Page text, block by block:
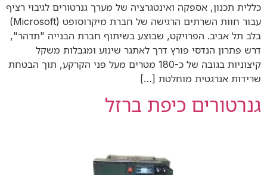
כללית תכנון, אספקה ואינטגרציה של מערך גנרטורים לגיבוי רציף
עבור חוות השרתים הרגישה של חברת מיקרוסופט (Microsoft)
בלב תל אביב. הפרויקט, שבוצע בשיתוף חברת הבנייה "תדהר",
דרש פתרון הנדסי פורץ דרך לאתגר שינוע ומגבלות משקל
קיצוניות בגובה של כ-180 מטרים מעל פני הקרקע, תוך הבטחת
שרידות אנרגטית מוחלטת […]
גנרטורים כיפת ברזל